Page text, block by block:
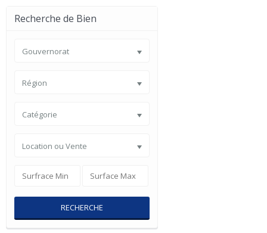
Recherche de Bien
Gouvernorat
Région
Catégorie
Location ou Vente
RECHERCHE